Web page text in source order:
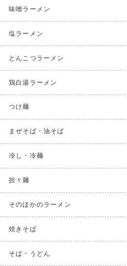
味噌ラーメン
塩ラーメン
とんこつラーメン
鶏白湯ラーメン
つけ麺
まぜそば・油そば
冷し・冷麺
担々麺
そのほかのラーメン
焼きそば
そば・うどん